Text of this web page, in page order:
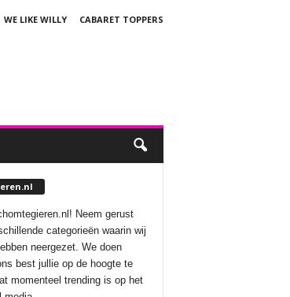
WE LIKE WILLY
CABARET TOPPERS
Neem gerust
categorieën waarin wij
neergezet. We doen
best jullie op de hoogte te
momenteel trending is op het